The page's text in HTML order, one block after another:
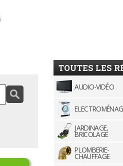
TOUTES LES
AUDIO-VIDÉO
JARDINAGE,
BRICOLAGE
PLOMBERIE-
CHAUFFAGE